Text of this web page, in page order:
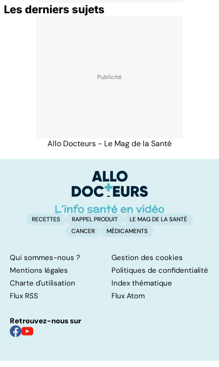
Les derniers sujets
Allo Docteurs - Le Mag de la Santé
RECETTES RAPPEL PRODUIT
LE MAG DE LA SANTÉ
CANCER
MÉDICAMENTS
Qui sommes-nous ?
Gestion des cookies
Mentions légales
Politiques de confidentialité
Charte d'utilisation
Index thématique
Flux RSS
Flux Atom
Retrouvez-nous sur